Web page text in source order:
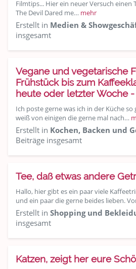
Filmtips... Hier ein neuer Versuch einen
The Devil Dared me… mehr
Erstellt in Medien &
insgesamt
Vegane und vegetarische
Frühstück bis zum
heute oder letzter Woche -
Ich poste gerne was ich in der Küche
weiß von einigen die gerne mal nach…
Erstellt in Kochen, Backen und
Beiträge insgesamt
Tee, daß etwas andere
Hallo, hier gibt es ein paar viele
und ein paar die gerne beides lieben.
Erstellt in Shopping und
insgesamt
Katzen, zeigt her eure